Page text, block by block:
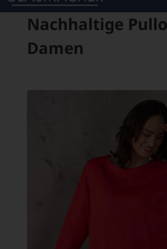
Nachhaltige
Damen